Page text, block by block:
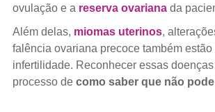
ovulação e a reserva ovarianada
Além delas, miomas uterinos,
falência ovariana precoce também estão
infertilidade. Reconhecer essas
processo de como saber que não